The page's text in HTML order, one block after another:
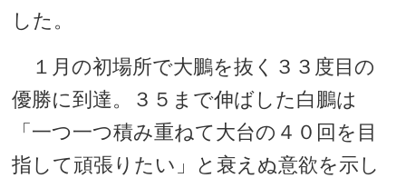
した。
１月の初場所で大鵬を抜く３３度目の
優勝に到達。３５まで伸ばした白鵬は
「一つ一つ積み重ねて大台の４０回を目
指して頑張りたい」と衰えぬ意欲を示し